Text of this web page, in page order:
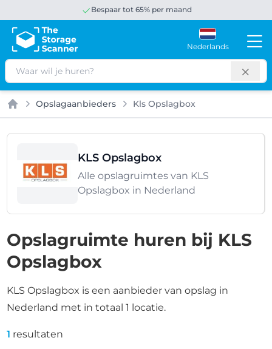
Bespaar tot 65% per maand
Nederlands
Zoeken
Home
Opslagaanbieders Kls Opslagbox
KLS Opslagbox
Alle opslagruimtes van KLS
Opslagbox in Nederland
Opslagruimte huren bij KLS
Opslagbox
KLS Opslagbox is een aanbieder van opslag in
Nederland met in totaal 1 locatie.
1 resultaten